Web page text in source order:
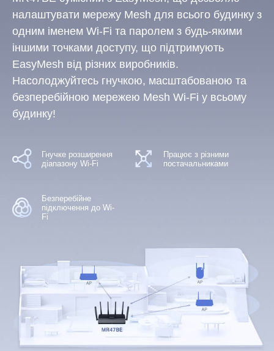
налаштувати мережу Mesh для всього будинку з
одним іменем Wi-Fi та паролем з будь-якими
іншими точками доступу, що підтримують
EasyMesh від різних виробників.
Насолоджуйтесь гнучкою, масштабованою та
безперебійною мережею Mesh Wi-Fi у всьому
будинку!
Гнучке розширення
діапазону Wi-Fi
Працює з різними
постачальниками
Безперебійне
підключення до Wi-
Fi